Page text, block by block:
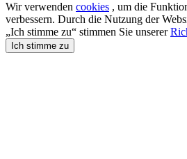
Wir verwenden cookies , um die
verbessern. Durch die Nutzung der
„Ich stimme zu“ stimmen Sie unserer
Ich stimme zu